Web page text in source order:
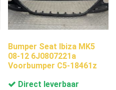
Bumper Seat Ibiza MK5
08-12 6J0807221a
Voorbumper C5-18461z
Direct leverbaar